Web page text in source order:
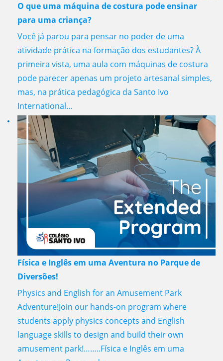
O que uma máquina de costura pode ensinar
para uma criança?
Você já parou para pensar no poder de uma
atividade prática na formação dos estudantes? À
primeira vista, uma aula com máquinas de costura
pode parecer apenas um projeto artesanal simples,
mas, na prática pedagógica da Santo Ivo
International...
Física e Inglês em uma Aventura no Parque de
Diversões!
Physics and English for an Amusement Park
Adventure!Join our hands-on program where
students apply physics concepts and English
language skills to design and build their own
amusement park!……..Física e Inglês em uma